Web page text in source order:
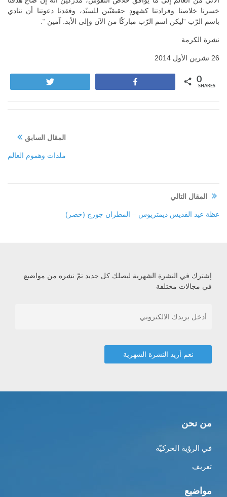
خسرنا خلاصنا وفرادتنا كشهودٍ حقيقيّين للسيّد، وفقدنا دعوتنا أن ننادي
باسم الرّب “ليكن اسم الرّب مباركًا من الآن وإلى الأبد. آمين “.
نشرة الكرمة
26 تشرين الأول 2014
0
SHARES
المقال السابق
ملذات وهموم العالم
المقال التالي
عظة عيد القديس ديمتريوس – المطران جورج (خضر)
إشترك في النشرة الشهرية ليصلك كل جديد تمّ نشره من مواضيع
في مجالات مختلفة
من نحن
في الرؤية الحركيّة
تعريف
مواضيع